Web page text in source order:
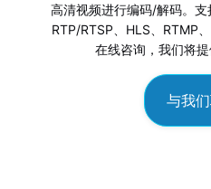
高清视频进行编码/解码。支
RTP/RTSP、HLS、RTMP
在线咨询，我们将提
与我